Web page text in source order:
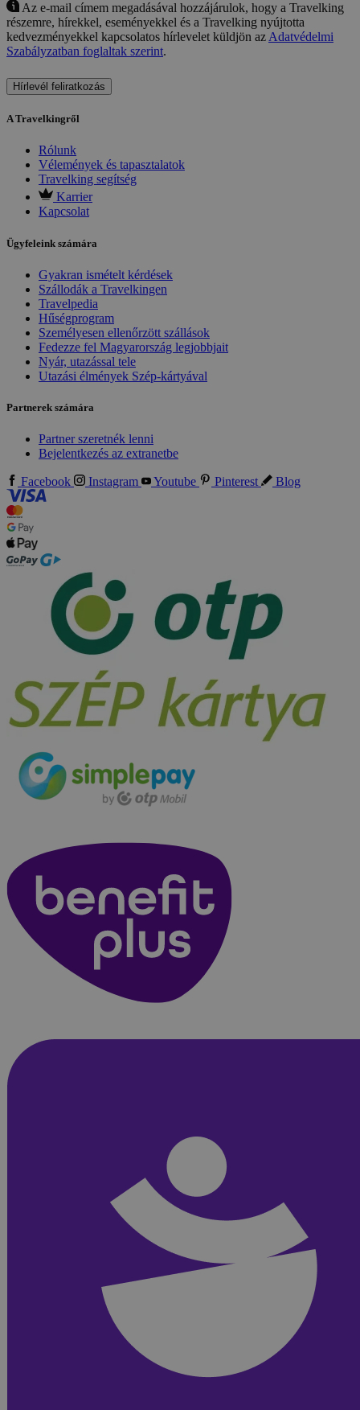
Az e-mail címem megadásával hozzájárulok, hogy a Travelking
részemre, hírekkel, eseményekkel és a Travelking nyújtotta
kedvezményekkel kapcsolatos hírlevelet küldjön az Adatvédelmi
Szabályzatban foglaltak szerint.
Hírlevél feliratkozás
A Travelkingről
Rólunk
Vélemények és tapasztalatok
Travelking segítség
Karrier
Kapcsolat
Ügyfeleink számára
Gyakran ismételt kérdések
Szállodák a Travelkingen
Travelpedia
Hűségprogram
Személyesen ellenőrzött szállások
Fedezze fel Magyarország legjobbjait
Nyár, utazással tele
Utazási élmények Szép-kártyával
Partnerek számára
Partner szeretnék lenni
Bejelentkezés az extranetbe
Facebook Instagram Youtube Pinterest Blog